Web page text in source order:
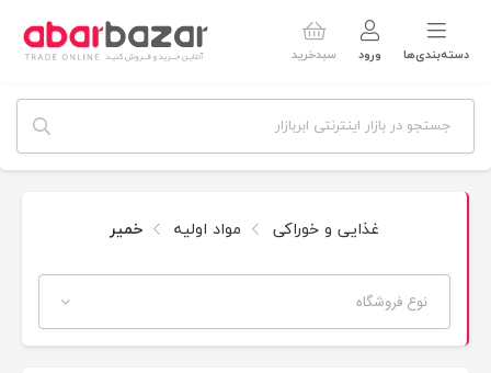
دسته‌بندی‌ها ورود سبدخرید
غذایی و خوراکی مواد اولیه خمیر
نوع فروشگاه